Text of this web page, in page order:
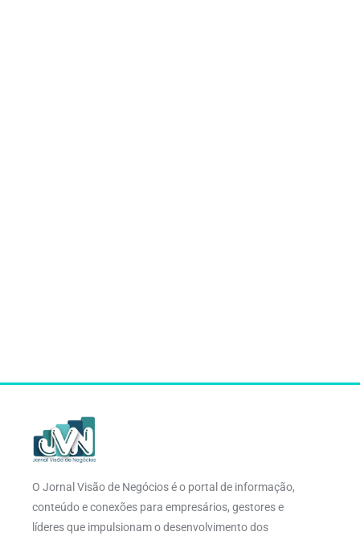
O Jornal Visão de Negócios é o portal de informação,
conteúdo e conexões para empresários, gestores e
líderes que impulsionam o desenvolvimento dos